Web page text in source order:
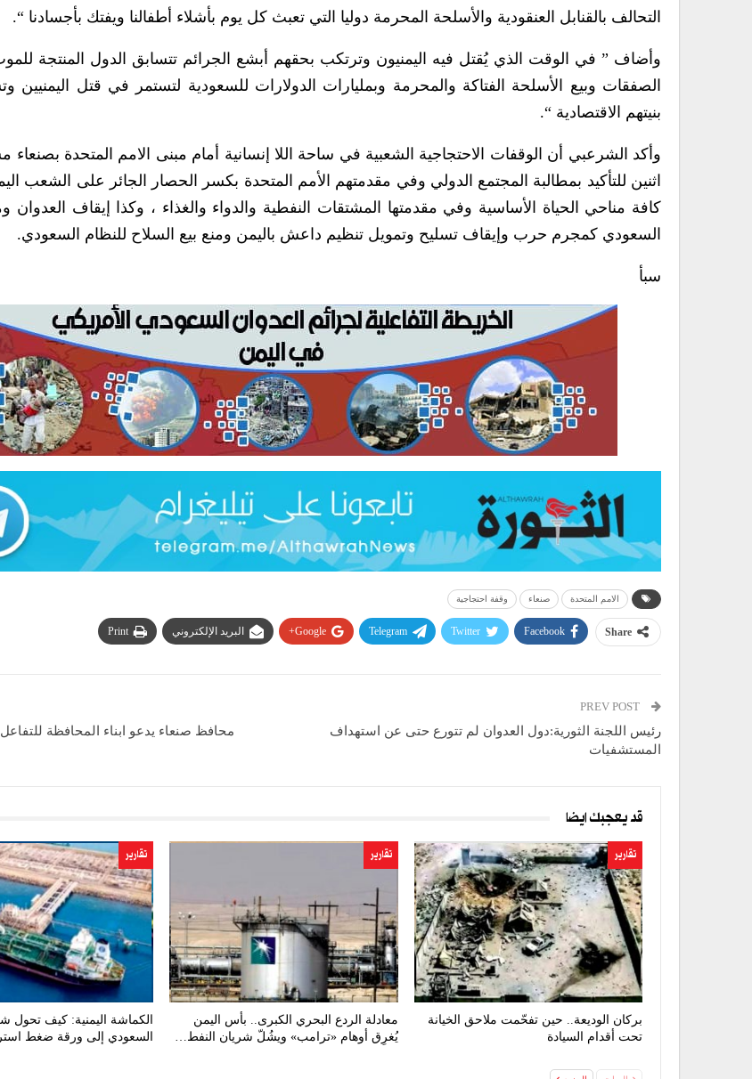
التحالف بالقنابل العنقودية والأسلحة المحرمة دوليا التي تعبث كل يوم بأشلاء أطفالنا ويفتك بأجسادنا “.
وأضاف ” في الوقت الذي يُقتل فيه اليمنيون وترتكب بحقهم أبشع الجرائم تتسابق الدول المنتجة
الصفقات وبيع الأسلحة الفتاكة والمحرمة وبمليارات الدولارات للسعودية لتستمر في قتل اليمنيين
بنيتهم الاقتصادية “.
وأكد الشرعبي أن الوقفات الاحتجاجية الشعبية في ساحة اللا إنسانية أمام مبنى الامم المتحدة
اثنين للتأكيد بمطالبة المجتمع الدولي وفي مقدمتهم الأمم المتحدة بكسر الحصار الجائر على الشعب
كافة مناحي الحياة الأساسية وفي مقدمتها المشتقات النفطية والدواء والغذاء ، وكذا إيقاف العدوان
السعودي كمجرم حرب وإيقاف تسليح وتمويل تنظيم داعش باليمن ومنع بيع السلاح للنظام السعودي.
سبأ
الامم المتحدة صنعاء وقفة احتجاجية
Share
Facebook
Twitter
Telegram
Google+ البريد الإلكتروني Print
رئيس اللجنة الثورية:دول العدوان لم تتورع حتى عن استهداف
المستشفيات
محافظ صنعاء يدعو ابناء المحافظة
قد يعجبك ايضا
تقارير
بركان الوديعة.. حين تفحّمت ملاحق الخيانة
تحت أقدام السيادة
تقارير
معادلة الردع البحري الكبرى.. بأس اليمن
يُغرِق أوهام «ترامب» ويشُلّ شريان النفط…
تقارير
الكماشة اليمنية: كيف تحول
السعودي إلى ورقة ضغط